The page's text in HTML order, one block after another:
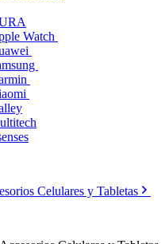
Watch
Celulares y Tabletas